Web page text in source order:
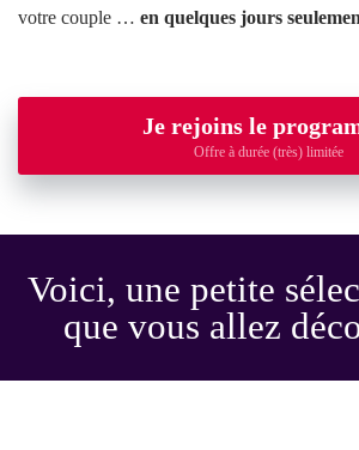
votre couple … en quelques jours
Je rejoins le
Offre à durée (très) limitée
Voici, une petite
que vous allez